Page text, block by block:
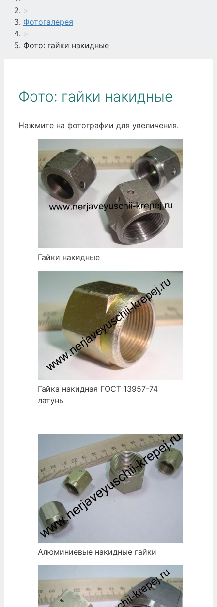
>
Фотогалерея
>
Фото: гайки накидные
Фото: гайки накидные
Нажмите на фотографии для увеличения.
Гайки накидные
Гайка накидная ГОСТ 13957-74
латунь
Алюминиевые накидные гайки